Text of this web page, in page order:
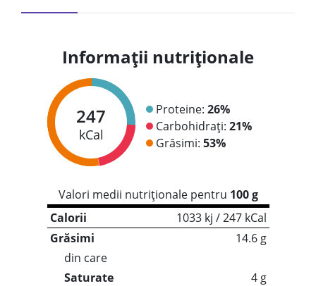
Informații nutriționale
247
kCal
Proteine: 26%
Carbohidrați: 21%
Grăsimi: 53%
Valori medii nutriționale pentru 100 g
Calorii
1033 kj / 247 kCal
Grăsimi
14.6 g
din care
Saturate
4 g